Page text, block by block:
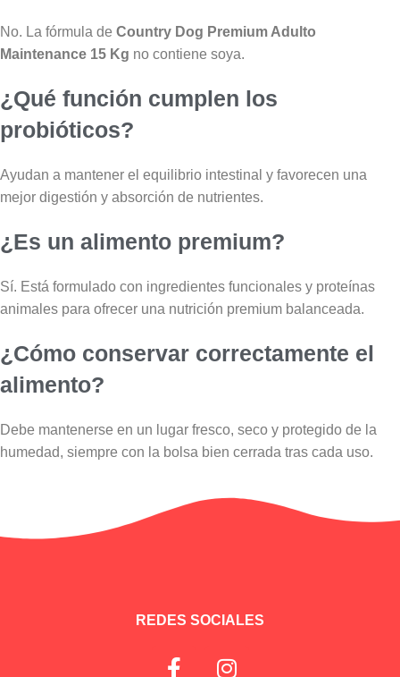
No. La fórmula de Country Dog Premium Adulto
Maintenance 15 Kg no contiene soya.
¿Qué función cumplen los
probióticos?
Ayudan a mantener el equilibrio intestinal y favorecen una
mejor digestión y absorción de nutrientes.
¿Es un alimento premium?
Sí. Está formulado con ingredientes funcionales y proteínas
animales para ofrecer una nutrición premium balanceada.
¿Cómo conservar correctamente el
alimento?
Debe mantenerse en un lugar fresco, seco y protegido de la
humedad, siempre con la bolsa bien cerrada tras cada uso.
REDES SOCIALES